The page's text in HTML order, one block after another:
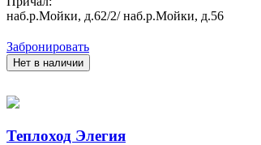
наб.р.Мойки, д.62/2/ наб.р.Мойки, д.56
Забронировать
Нет в наличии
Теплоход Элегия